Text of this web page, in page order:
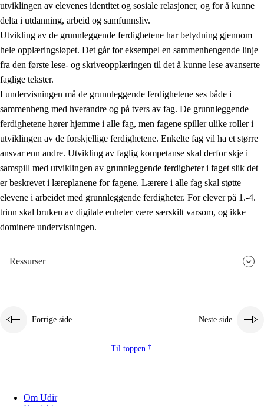
2.2 Kompetanse i fagene
2.3 Grunnleggende ferdigheter
2.4 Å lære å lære
Tverrfaglige temaer
utviklingen av elevenes identitet og sosiale relasjoner, og for å kunne
delta i utdanning, arbeid og samfunnsliv.
Utvikling av de grunnleggende ferdighetene har betydning gjennom
hele opplæringsløpet. Det går for eksempel en sammenhengende linje
fra den første lese- og skriveopplæringen til det å kunne lese avanserte
faglige tekster.
I undervisningen må de grunnleggende ferdighetene ses både i
sammenheng med hverandre og på tvers av fag. De grunnleggende
ferdighetene hører hjemme i alle fag, men fagene spiller ulike roller i
utviklingen av de forskjellige ferdighetene. Enkelte fag vil ha et større
ansvar enn andre. Utvikling av faglig kompetanse skal derfor skje i
samspill med utviklingen av grunnleggende ferdigheter i faget slik det
er beskrevet i læreplanene for fagene. Lærere i alle fag skal støtte
elevene i arbeidet med grunnleggende ferdigheter. For elever på 1.-4.
trinn skal bruken av digitale enheter være særskilt varsom, og ikke
dominere undervisningen.
Ressurser
Forrige side Neste side
Til toppen
Om Udir